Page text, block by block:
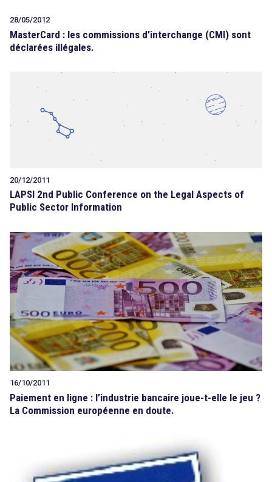
28/05/2012
MasterCard : les commissions d’interchange (CMI) sont
déclarées illégales.
20/12/2011
LAPSI 2nd Public Conference on the Legal Aspects of
Public Sector Information
16/10/2011
Paiement en ligne : l’industrie bancaire joue-t-elle le jeu ?
La Commission européenne en doute.